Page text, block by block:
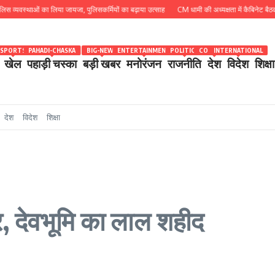
का लिया जायजा, पुलिसकर्मियों का बढ़ाया उत्साह CM धामी की अध्यक्षता में कैबिनेट बैठक खत्म,
खेल
SPORTS
पहाड़ी चस्का
PAHADI-CHASKA
बड़ी खबर
BIG-NEWS
मनोरंजन
ENTERTAINMENT
राजनीति
POLITICS
देश
COUNTRY
विदेश
INTERNATIONAL
शिक्षा
देश विदेश शिक्षा
का लाल शहीद